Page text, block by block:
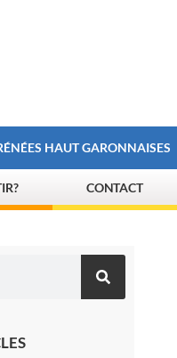
HAUT GARONNAISES
CONTACT